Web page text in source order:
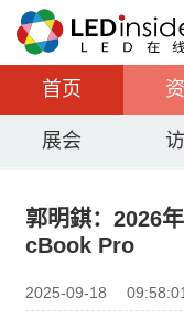
首页
展会
郭明錤：2026
cBook Pro
2025-09-18 09:58:01